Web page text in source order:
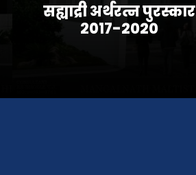
सह्याद्री अर्थरत्न पुरस्कार
२०१७-2020